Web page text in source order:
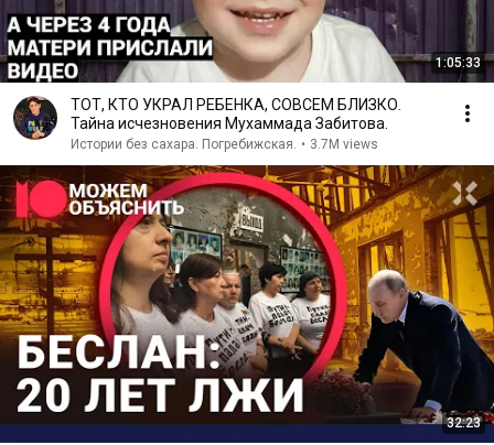
1:05:33
ТОТ, КТО УКРАЛ РЕБЕНКА, СОВСЕМ БЛИЗКО.
Тайна исчезновения Мухаммада Забитова.
Истории без сахара. Погребижская. • 3.7M views
32:23